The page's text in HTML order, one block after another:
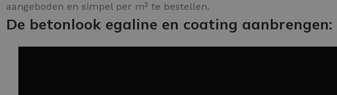
aangeboden en simpel per m² te bestellen.
De betonlook egaline en coating aanbrengen: